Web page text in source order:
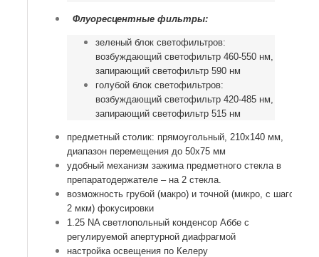
Флуоресцентные фильтры:
зеленый блок светофильтров:
возбуждающий светофильтр 460-550 нм,
запирающий светофильтр 590 нм
голубой блок светофильтров:
возбуждающий светофильтр 420-485 нм,
запирающий светофильтр 515 нм
предметный столик: прямоугольный, 210х140 мм,
диапазон перемещения до 50х75 мм
удобный механизм зажима предметного стекла в
препаратодержателе – на 2 стекла.
возможность грубой (макро) и точной (микро, с шагом
2 мкм) фокусировки
1.25 NA светлопольный конденсор Аббе с
регулируемой апертурной диафрагмой
настройка освещения по Келеру